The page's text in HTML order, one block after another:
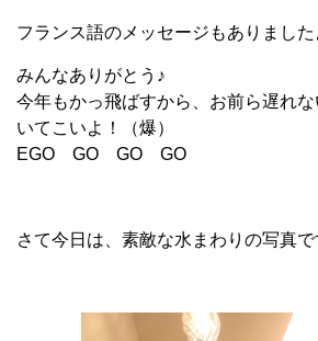
フランス語のメッセージもありました
みんなありがとう♪
今年もかっ飛ばすから、お前ら遅れ
いてこいよ！（爆）
EGO GO GO GO
さて今日は、素敵な水まわりの写真で